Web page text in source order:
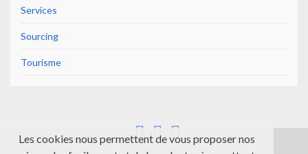
Services
Sourcing
Tourisme
Les cookies nous permettent de vous proposer nos